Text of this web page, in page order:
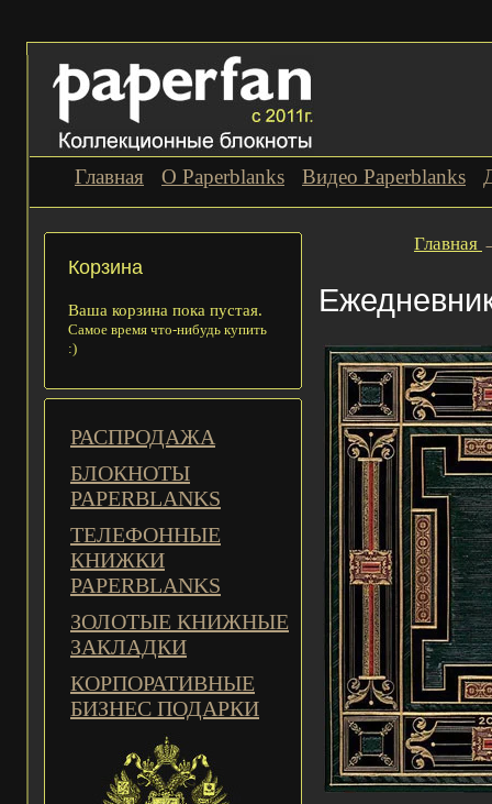
Главная О Paperblanks Видео Paperblanks
Корзина
Ваша корзина пока пустая.
Самое время что-нибудь купить
:)
РАСПРОДАЖА
БЛОКНОТЫ
PAPERBLANKS
ТЕЛЕФОННЫЕ
КНИЖКИ
PAPERBLANKS
ЗОЛОТЫЕ КНИЖНЫЕ
ЗАКЛАДКИ
КОРПОРАТИВНЫЕ
БИЗНЕС ПОДАРКИ
Главная